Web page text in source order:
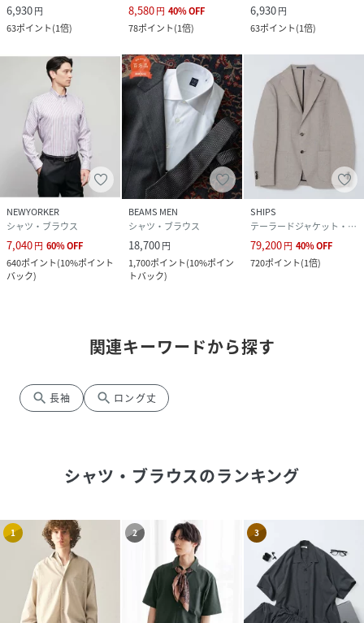
6,930円
63ポイント(1倍)
8,580円 40%OFF
78ポイント(1倍)
6,930円
63ポイント(1倍)
NEWYORKER
シャツ・ブラウス
7,040円 60%OFF
640ポイント(10%ポイント
バック)
BEAMS MEN
シャツ・ブラウス
18,700円
1,700ポイント(10%ポイン
トバック)
SHIPS
テーラードジャケット・ブレザー
79,200円 40%OFF
720ポイント(1倍)
関連キーワードから探す
search 長袖 search ロング丈
シャツ・ブラウスのランキング
1 2 3